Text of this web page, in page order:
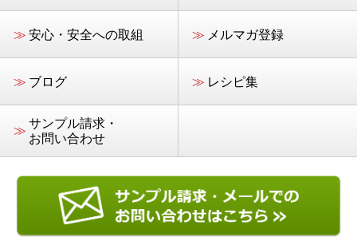
≫ 安心・安全への取組 ≫ メルマガ登録
≫ ブログ ≫ レシピ集
≫ サンプル請求・
お問い合わせ